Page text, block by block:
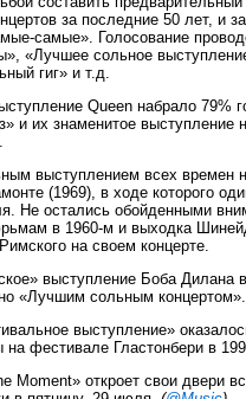
за последние 50 лет, и
самые». Голосование
«Лучшее сольное
гиг» и т.д.
Queen набрало 79%
и их знаменитое
выступлением всех времен
(1969), в ходе которого
Не остались обойденными
в 1960-м и выходка
на своем концерте.
выступление Боба Дилана
«Лучшим сольным концертом».
выступление»
на фестивале Гластонбери в
Moment» откроет свои двери